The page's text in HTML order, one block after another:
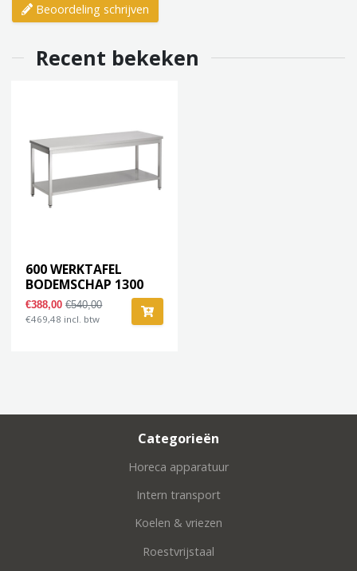
Beoordeling schrijven
Recent bekeken
600 WERKTAFEL
BODEMSCHAP 1300
€388,00€540,00
€469,48 incl. btw
Categorieën
Horeca apparatuur
Intern transport
Koelen & vriezen
Roestvrijstaal